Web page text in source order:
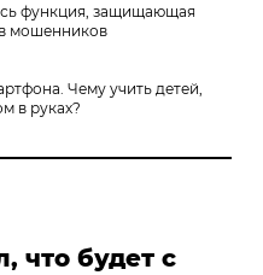
функция, защищающая
мошенников
Чему учить детей,
в руках?
что будет с